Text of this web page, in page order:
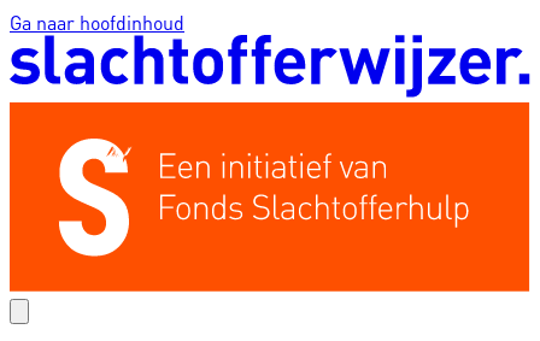
Ga naar hoofdinhoud